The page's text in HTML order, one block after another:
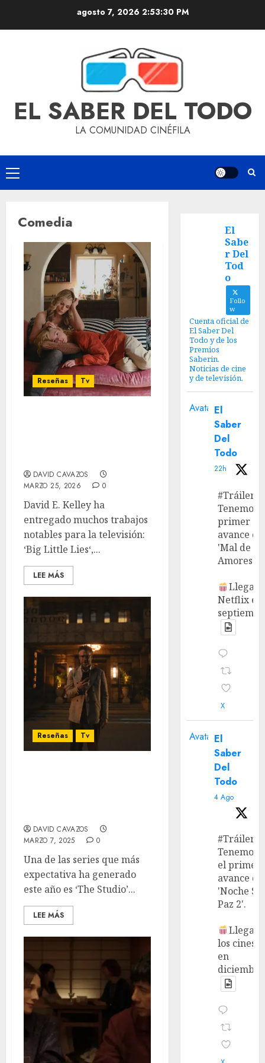
agosto 7, 20262:53:31 PM
EL SABER DEL TODO
LA COMUNIDAD CINÉFILA
Comedia
Reseñas Tv
DAVID CAVAZOS
MARZO 25, 2026
0
David E. Kelley ha
entregado muchos trabajos
notables para la televisión:
‘Big Little Lies‘,...
LEE MÁS
Reseñas Tv
DAVID CAVAZOS
MARZO 7, 2025
0
Una de las series que más
expectativa ha generado
este año es ‘The Studio’...
LEE MÁS
El
Sabe
r Del
Tod
o
Follo
w
Cuenta oficial de
El Saber Del
Todo y de los
Premios
Saberin.
Noticias de cine
y de televisión.
Avatar El
Saber
Del
Todo
22h
#Tráiler
Tenemos
primer
avance de
'Mal de
Amores'.
Llega a
Netflix en
X
Avatar El
Saber
Del
Todo
4 Ago
#Tráiler
Tenemos
el primer
avance de
'Noche
Paz 2'.
Llega a
los cines
en